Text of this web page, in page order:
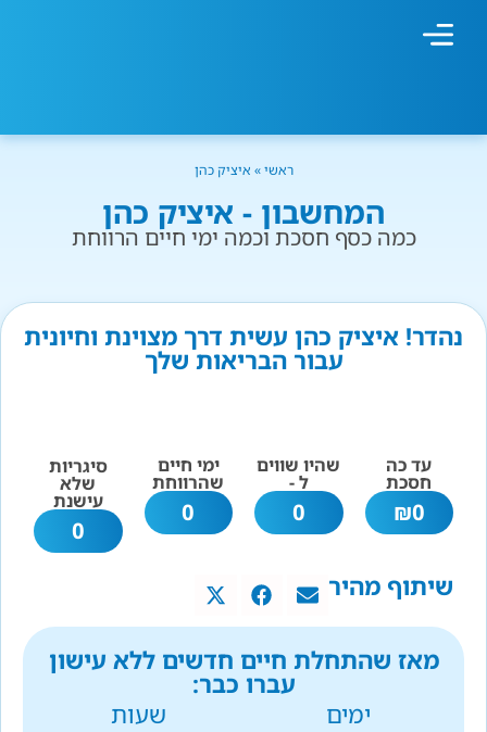
ראשי» איציק כהן
המחשבון - איציק כהן
כמה כסף חסכת וכמה ימי חיים הרווחת
נהדר! איציק כהן עשית דרך מצוינת וחיונית
עבור הבריאות שלך
עד כה
חסכת
0
₪
שהיו שווים
ל -
0
ימי חיים
שהרווחת
0
סיגריות
שלא
עישנת
0
שיתוף מהיר
מאז שהתחלת חיים חדשים ללא עישון
עברו כבר:
ימים
שעות